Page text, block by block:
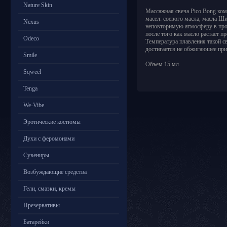
Nature Skin
Nexus
Odeco
Smile
Sqweel
Tenga
We-Vibe
Эротические костюмы
Духи с феромонами
Сувениры
Возбуждающие средства
Гели, смазки, кремы
Презервативы
Батарейки
Массажная свеча Pico Bong
масел: соевого масла, масла
неповторимую атмосферу в
после того как масло растает
Температура плавления такой
достигается не обжигающее
Объем 15 мл.